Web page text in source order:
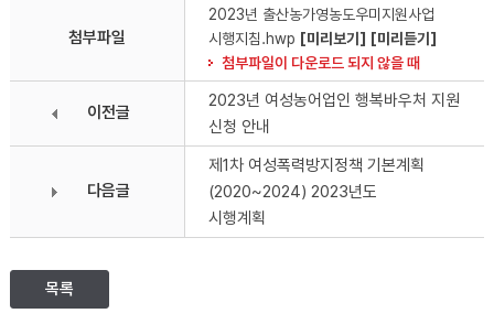
첨부파일
2023년 출산농가영농도우미지원사업
시행지침.hwp [미리보기]
[미리듣기]
첨부파일이 다운로드 되지 않을 때
이전글
2023년 여성농어업인 행복바우처 지원
신청 안내
다음글
제1차 여성폭력방지정책 기본계획
(2020~2024) 2023년도
시행계획
목록